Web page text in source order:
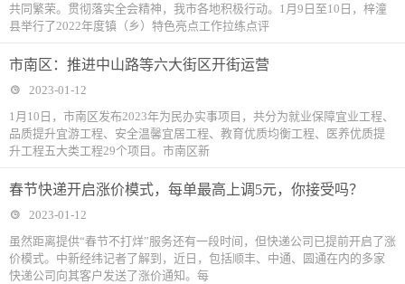
共同繁荣。贯彻落实全会精神，我市各地积极行动。1月9日至10日，梓潼
县举行了2022年度镇（乡）特色亮点工作拉练点评
市南区：推进中山路等六大街区开街运营
2023-01-12
1月10日，市南区发布2023年为民办实事项目，共分为就业保障宜业工程、
品质提升宜游工程、安全温馨宜居工程、教育优质均衡工程、医养优质提
升工程五大类工程29个项目。市南区新
春节快递开启涨价模式，每单最高上调5元，你接受吗？
2023-01-12
虽然距离提供“春节不打烊”服务还有一段时间，但快递公司已提前开启了涨
价模式。中新经纬记者了解到，近日，包括顺丰、中通、圆通在内的多家
快递公司向其客户发送了涨价通知。每